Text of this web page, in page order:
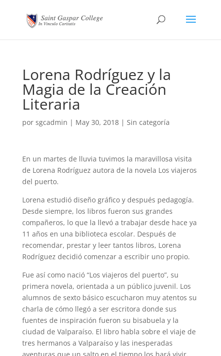
Lorena Rodríguez y la
Magia de la Creación
Literaria
por sgcadmin | May 30, 2018| Sin categoría
En un martes de lluvia tuvimos la maravillosa visita
de Lorena Rodríguez autora de la novela Los viajeros
del puerto.
Lorena estudió diseño gráfico y después pedagogía.
Desde siempre, los libros fueron sus grandes
compañeros, lo que la llevó a trabajar desde hace ya
11 años en una biblioteca escolar. Después de
recomendar, prestar y leer tantos libros, Lorena
Rodríguez decidió comenzar a escribir uno propio.
Fue así como nació “Los viajeros del puerto”, su
primera novela, orientada a un público juvenil. Los
alumnos de sexto básico escucharon muy atentos su
charla de cómo llegó a ser escritora donde sus
fuentes de inspiración fueron su bisabuela y la
ciudad de Valparaíso. El libro habla sobre el viaje de
tres hermanos a Valparaíso y las inesperadas